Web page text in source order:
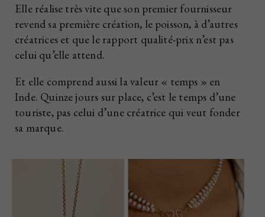
Elle réalise très vite que son premier fournisseur
revend sa première création, le poisson, à d’autres
créatrices et que le rapport qualité-prix n’est pas
celui qu’elle attend.
Et elle comprend aussi la valeur « temps » en
Inde. Quinze jours sur place, c’est le temps d’une
touriste, pas celui d’une créatrice qui veut fonder
sa marque.